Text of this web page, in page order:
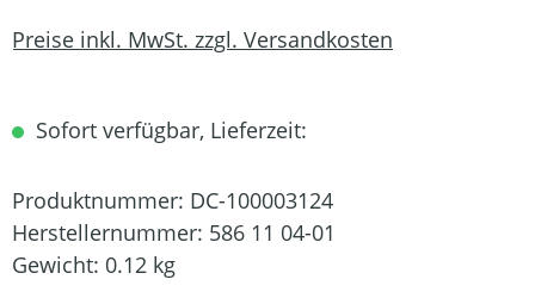
Preise inkl. MwSt. zzgl. Versandkosten
Sofort verfügbar, Lieferzeit:
Produktnummer: DC-100003124
Herstellernummer: 586 11 04-01
Gewicht: 0.12 kg